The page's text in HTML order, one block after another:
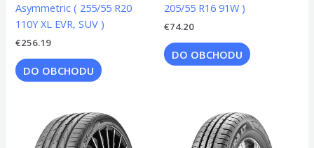
Asymmetric ( 255/55 R20
110Y XL EVR, SUV )
€256.19
DO OBCHODU
205/55 R16 91W )
€74.20
DO OBCHODU